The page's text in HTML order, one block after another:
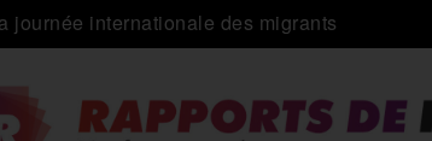
inédite » avec les associations
– L’Actu des Oublié.es
contre « l’une des plus grandes attaques